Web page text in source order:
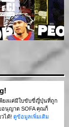
ยงแค่มีใบขับขี่ญี่ปุ่นที่ถูก
อนุญาต SOFA คุณก็
ได้! ดูข้อมูลเพิ่มเติม